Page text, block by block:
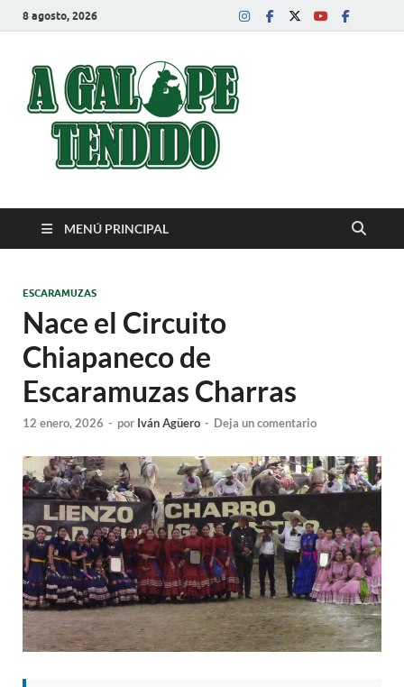
8 agosto, 2026
MENÚ PRINCIPAL
ESCARAMUZAS
Nace el Circuito
Chiapaneco de
Escaramuzas Charras
12 enero, 2026 - por Iván Agüero - Deja un comentario